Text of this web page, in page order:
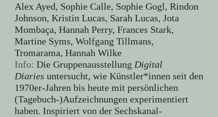
Alex Ayed, Sophie Calle, Sophie Gogl, Rindon
Johnson, Kristin Lucas, Sarah Lucas, Jota
Mombaça, Hannah Perry, Frances Stark,
Martine Syms, Wolfgang Tillmans,
Tromarama, Hannah Wilke
Info: Die Gruppenausstellung Digital
Diaries untersucht, wie Künstler*innen seit den
1970er-Jahren bis heute mit persönlichen
(Tagebuch-)Aufzeichnungen experimentiert
haben. Inspiriert von der Sechskanal-